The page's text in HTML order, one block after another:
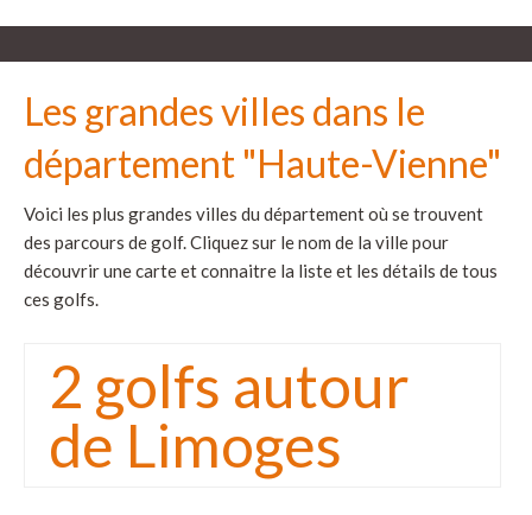
Les grandes villes dans le
département "Haute-Vienne"
Voici les plus grandes villes du département où se trouvent
des parcours de golf. Cliquez sur le nom de la ville pour
découvrir une carte et connaitre la liste et les détails de tous
ces golfs.
2 golfs autour
de Limoges